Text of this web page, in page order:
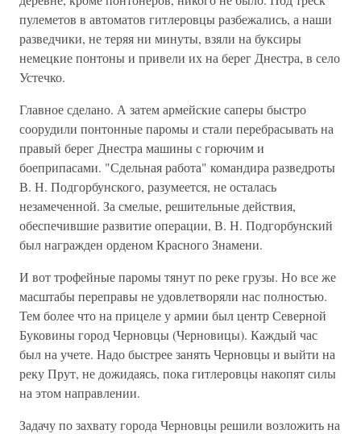
пулеметов в автоматов гитлеровцы разбежались, а наши
разведчики, не теряя ни минуты, взяли на буксиры
немецкие понтоны и привели их на берег Днестра, в село
Устечко.
Главное сделано. А затем армейские саперы быстро
соорудили понтонные паромы и стали перебрасывать на
правый берег Днестра машины с горючим и
боеприпасами. "Сдельная работа" командира разведроты
В. Н. Подгорбунского, разумеется, не осталась
незамеченной. За смелые, решительные действия,
обеспечившие развитие операции, В. Н. Подгорбунский
был награжден орденом Красного Знамени.
И вот трофейные паромы тянут по реке грузы. Но все же
масштабы переправы не удовлетворяли нас полностью.
Тем более что на прицеле у армии был центр Северной
Буковины город Черновцы (Черновицы). Каждый час
был на учете. Надо быстрее занять Черновцы и выйти на
реку Прут, не дожидаясь, пока гитлеровцы накопят силы
на этом направлении.
Задачу по захвату города Черновцы решили возложить на